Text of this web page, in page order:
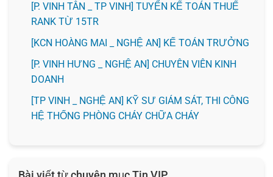
[P. VINH TÂN _ TP VINH] TUYỂN KẾ TOÁN THUẾ
RANK TỪ 15TR
️[KCN HOÀNG MAI _ NGHỆ AN] KẾ TOÁN TRƯỞNG
️[P. VINH HƯNG _ NGHỆ AN] CHUYÊN VIÊN KINH
DOANH
[TP VINH _ NGHỆ AN] KỸ SƯ GIÁM SÁT, THI CÔNG
HỆ THỐNG PHÒNG CHÁY CHỮA CHÁY